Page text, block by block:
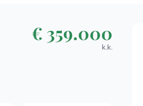
€ 359.000
k.k.